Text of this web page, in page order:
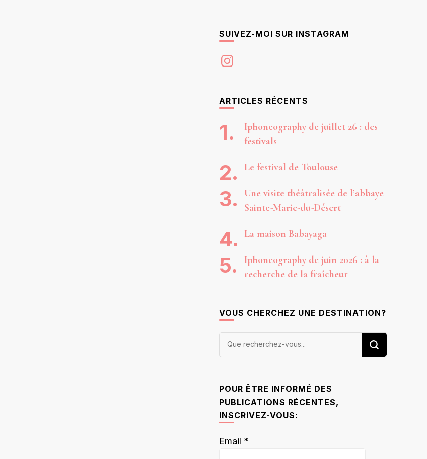
SUIVEZ-MOI SUR INSTAGRAM
Instagram
ARTICLES RÉCENTS
Iphoneography de juillet 26 : des
festivals
Le festival de Toulouse
Une visite théâtralisée de l’abbaye
Sainte-Marie-du-Désert
La maison Babayaga
Iphoneography de juin 2026 : à la
recherche de la fraîcheur
VOUS CHERCHEZ UNE DESTINATION?
Vous
POUR ÊTRE INFORMÉ DES
PUBLICATIONS RÉCENTES,
INSCRIVEZ-VOUS:
Email *